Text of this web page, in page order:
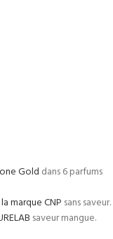
Gold dans 6 parfums
marque CNP sans saveur.
saveur mangue.